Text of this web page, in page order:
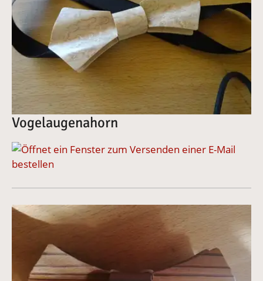
Vogelaugenahorn
bestellen
Vergrößerte Version anzeigen